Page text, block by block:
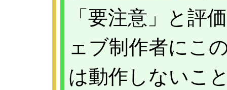
「要注意」と評
ェブ制作者にこ
は動作しないこ